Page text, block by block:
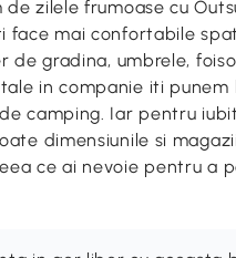
zilele frumoase cu
face mai confortabile
de gradina, umbrele,
in companie iti
camping. Iar pentru
dimensiunile si
ce ai nevoie pentru a